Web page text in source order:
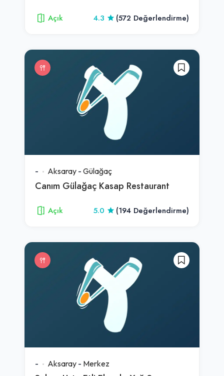
Açık 4.3 (572 Değerlendirme)
- Aksaray - Gülağaç
Canım Gülağaç Kasap Restaurant
Açık 5.0 (194 Değerlendirme)
- Aksaray - Merkez